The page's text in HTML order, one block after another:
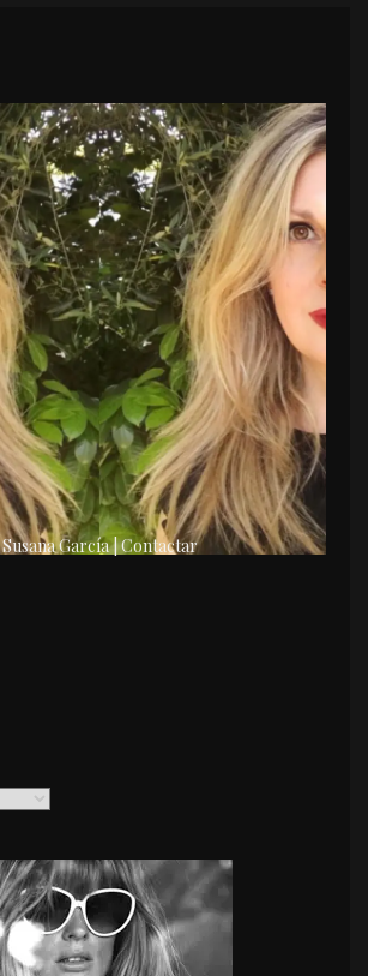
Susana García | Contactar